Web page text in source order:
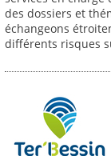
des dossiers et
échangeons
différents risques